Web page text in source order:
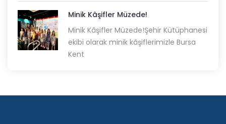
Minik Kâşifler Müzede!
Minik Kâşifler Müzede!Şehir Kütüphanesi
ekibi olarak minik kâşiflerimizle Bursa
Kent